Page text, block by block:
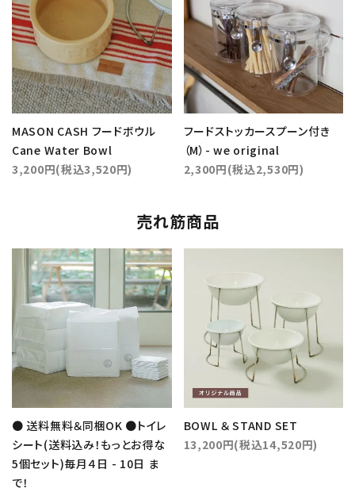
MASON CASH フードボウル
Cane Water Bowl
3,200円(税込3,520円)
フードストッカースプーン付き
（M）- we original
2,300円(税込2,530円)
売れ筋商品
● 送料無料＆同梱OK ●トイレ
シート(送料込み！もっとお得な
5個セット)毎月４日 - 10日 ま
で！
BOWL ＆ STAND SET
13,200円(税込14,520円)